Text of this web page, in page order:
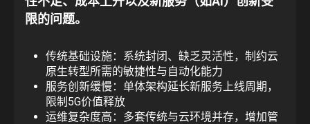
限的问题。
传统基础设施：系统封闭、缺乏灵活性，制约云
原生转型所需的敏捷性与自动化能力
服务创新缓慢：单体架构延长新服务上线周期，
限制5G价值释放
运维复杂度高：多套传统与云环境并存，增加管